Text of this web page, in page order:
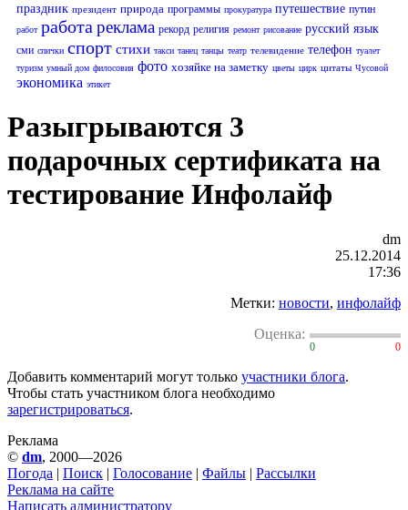
праздник президент природа программы прокуратура путешествие путин
работ работа реклама рекорд религия ремонт рисование русский язык
сми спички спорт стихи такси танец танцы театр телевидение телефон туалет
туризм умный дом филосовия фото хозяйке на заметку цветы цирк цитаты Чусовой
экономика этикет
Разыгрываются 3
подарочных сертификата на
тестирование Инфолайф
dm
25.12.2014
17:36
Метки: новости, инфолайф
Оценка:
0 0
Добавить комментарий могут только участники блога.
Чтобы стать участником блога необходимо
зарегистрироваться.
Реклама
© dm, 2000—2026
Погода | Поиск | Голосование | Файлы | Рассылки
Реклама на сайте
Написать администратору